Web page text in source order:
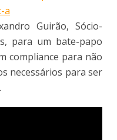
a
Guirão, Sócio-
para um bate-papo
compliance para não
necessários para ser